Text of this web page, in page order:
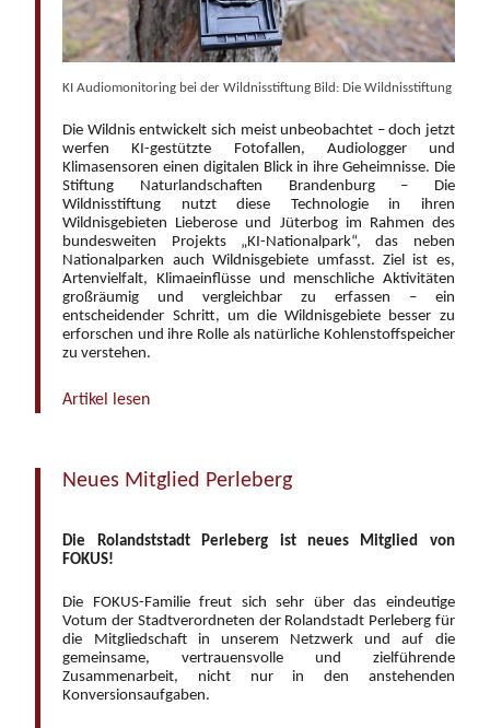
KI Audiomonitoring bei der Wildnisstiftung Bild: Die Wildnisstiftung
Die Wildnis entwickelt sich meist unbeobachtet – doch jetzt
werfen KI-gestützte Fotofallen, Audiologger und
Klimasensoren einen digitalen Blick in ihre Geheimnisse. Die
Stiftung Naturlandschaften Brandenburg – Die
Wildnisstiftung nutzt diese Technologie in ihren
Wildnisgebieten Lieberose und Jüterbog im Rahmen des
bundesweiten Projekts „KI-Nationalpark“, das neben
Nationalparken auch Wildnisgebiete umfasst. Ziel ist es,
Artenvielfalt, Klimaeinflüsse und menschliche Aktivitäten
großräumig und vergleichbar zu erfassen – ein
entscheidender Schritt, um die Wildnisgebiete besser zu
erforschen und ihre Rolle als natürliche Kohlenstoffspeicher
zu verstehen.
Artikel lesen
Neues Mitglied Perleberg
Die Rolandststadt Perleberg ist neues Mitglied von
FOKUS!
Die FOKUS-Familie freut sich sehr über das eindeutige
Votum der Stadtverordneten der Rolandstadt Perleberg für
die Mitgliedschaft in unserem Netzwerk und auf die
gemeinsame, vertrauensvolle und zielführende
Zusammenarbeit, nicht nur in den anstehenden
Konversionsaufgaben.